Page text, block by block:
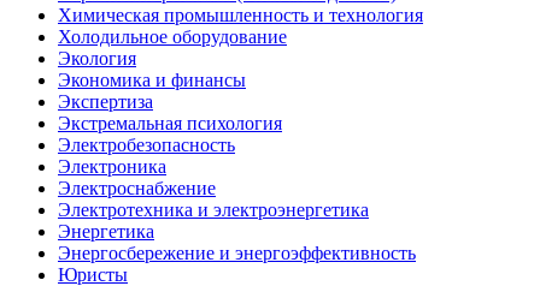
Химическая промышленность и технология
Холодильное оборудование
Экология
Экономика и финансы
Экспертиза
Экстремальная психология
Электробезопасность
Электроника
Электроснабжение
Электротехника и электроэнергетика
Энергетика
Энергосбережение и энергоэффективность
Юристы